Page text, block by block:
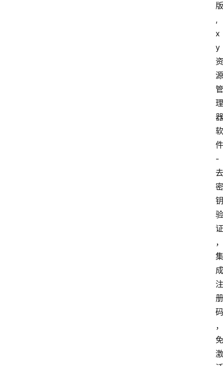
版
,
x
y
资
源
管
理
器
软
件
-
去
密
钥
验
证
，
集
成
注
册
码
，
免
激